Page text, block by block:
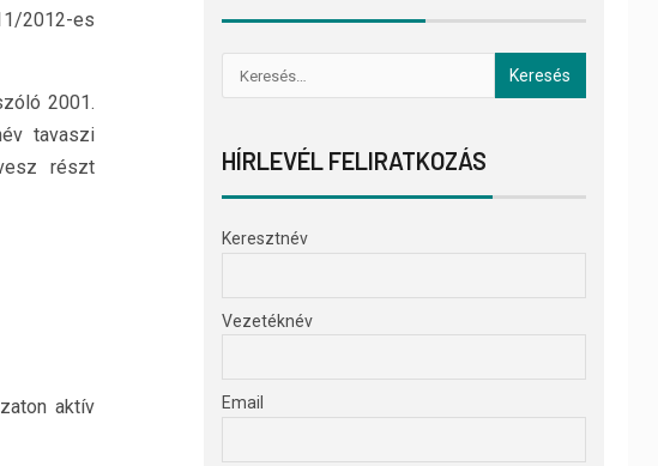
2012-es
2001.
tavaszi
részt
aktív
HÍRLEVÉL FELIRATKOZÁS
Keresztnév
Vezetéknév
Email